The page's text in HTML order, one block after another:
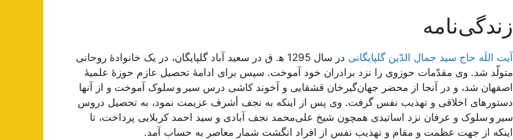
زندگی‌نامه
آیت اللَه حاج سید جمال الدّین گلپایگانی
در سال 1295 ه‍. ق در سعید آباد گلپایگان، در یک خانوادۀ روحانی
متولّد شد. وی مقدّمات حوزوی را نزد برادران خود آموخت. سپس برای ادامۀ تحصیل عازم حوزۀ علمیۀ
اصفهان شد، و در آنجا از محضر جهان‌گیرخان قشقایی و آخوند کاشی درس سیر و سلوک آموخت و از آنها
دستورهای اخلاقی و تهذیب نفس گرفت. وی پس از اینکه به نجف أشرف عزیمت نمود، به تحصیل دروس
سیر و سلوک و عرفان نزد اساتیدی همچون شیخ علی‌محمد نجف آبادی و سید احمد کربلایی پرداخت، تا
اینکه از جهت عظمت و مقام و تهذیب نفس از افراد انگشت شمار معاصر به حساب آمد.